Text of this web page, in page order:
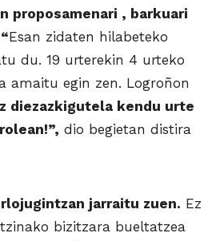
proposamenari , barkuari
Esan zidaten hilabeteko
du. 19 urterekin 4 urteko
amaitu egin zen. Logroñon
diezazkigutela kendu urte
dio begietan distira
jarraitu zuen. Ez
bizitzara bueltatzea